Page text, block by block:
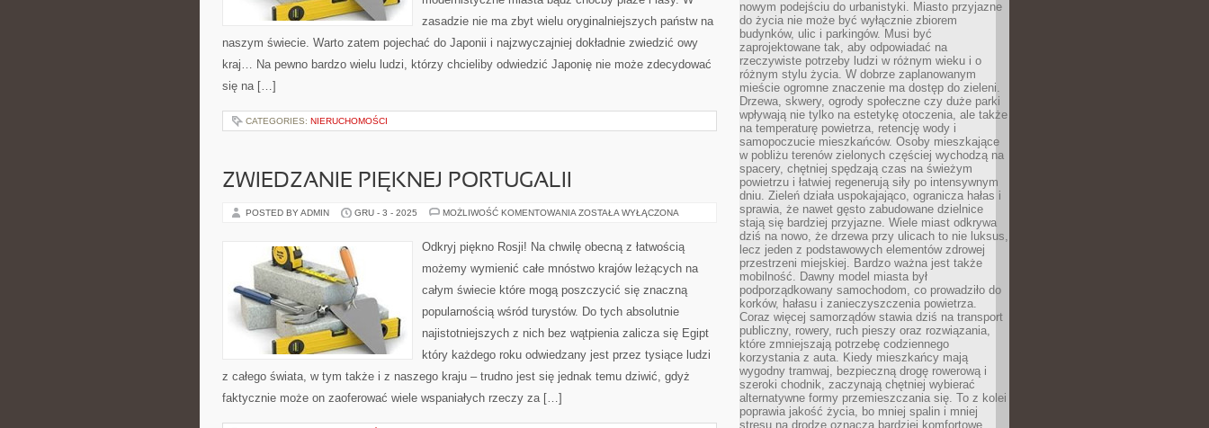
zasadzie nie ma zbyt wielu oryginalniejszych państw na
naszym świecie. Warto zatem pojechać do Japonii i najzwyczajniej dokładnie zwiedzić owy
kraj… Na pewno bardzo wielu ludzi, którzy chcieliby odwiedzić Japonię nie może zdecydować
się na […]
CATEGORIES: NIERUCHOMOŚCI
ZWIEDZANIE PIĘKNEJ PORTUGALII
POSTED BY ADMIN GRU - 3 - 2025 MOŻLIWOŚĆ KOMENTOWANIA ZWIEDZANIE
ZOSTAŁA WYŁĄCZONA
Odkryj piękno Rosji! Na chwilę obecną z łatwością
możemy wymienić całe mnóstwo krajów leżących na
całym świecie które mogą poszczycić się znaczną
popularnością wśród turystów. Do tych absolutnie
najistotniejszych z nich bez wątpienia zalicza się Egipt
który każdego roku odwiedzany jest przez tysiące ludzi
z całego świata, w tym także i z naszego kraju – trudno jest się jednak temu dziwić, gdyż
faktycznie może on zaoferować wiele wspaniałych rzeczy za […]
nowym podejściu do urbanistyki. Miasto przyjazne
do życia nie może być wyłącznie zbiorem
budynków, ulic i parkingów. Musi być
zaprojektowane tak, aby odpowiadać na
rzeczywiste potrzeby ludzi w różnym wieku i o
różnym stylu życia. W dobrze zaplanowanym
mieście ogromne znaczenie ma dostęp do zieleni.
Drzewa, skwery, ogrody społeczne czy duże parki
wpływają nie tylko na estetykę otoczenia, ale także
na temperaturę powietrza, retencję wody i
samopoczucie mieszkańców. Osoby mieszkające
w pobliżu terenów zielonych częściej wychodzą na
spacery, chętniej spędzają czas na świeżym
powietrzu i łatwiej regenerują siły po intensywnym
dniu. Zieleń działa uspokajająco, ogranicza hałas i
sprawia, że nawet gęsto zabudowane dzielnice
stają się bardziej przyjazne. Wiele miast odkrywa
dziś na nowo, że drzewa przy ulicach to nie luksus,
lecz jeden z podstawowych elementów zdrowej
przestrzeni miejskiej. Bardzo ważna jest także
mobilność. Dawny model miasta był
podporządkowany samochodom, co prowadziło do
korków, hałasu i zanieczyszczenia powietrza.
Coraz więcej samorządów stawia dziś na transport
publiczny, rowery, ruch pieszy oraz rozwiązania,
które zmniejszają potrzebę codziennego
korzystania z auta. Kiedy mieszkańcy mają
wygodny tramwaj, bezpieczną drogę rowerową i
szeroki chodnik, zaczynają chętniej wybierać
alternatywne formy przemieszczania się. To z kolei
poprawia jakość życia, bo mniej spalin i mniej
stresu na drodze oznacza bardziej komfortowe